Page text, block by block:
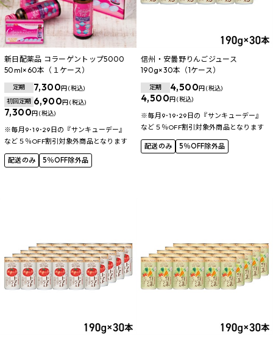
新日配薬品 コラーゲントップ5000
50ml×60本（１ケース）
定期 7,300円 (税込)
初回定期 6,900円 (税込)
7,300円 (税込)
※毎月9･19･29日の『サンキューデー』
など５％OFF割引対象外商品となります
配送のみ 5％OFF除外品
信州・安曇野りんごジュース
190g×30本（1ケース）
定期 4,500円 (税込)
4,500円 (税込)
※毎月9･19･29日の『サンキューデー』
など５％OFF割引対象外商品となります
配送のみ 5％OFF除外品